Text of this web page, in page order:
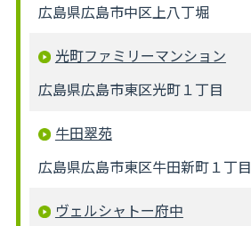
広島県広島市中区上八丁堀
光町ファミリーマンション
広島県広島市東区光町１丁目
牛田翠苑
広島県広島市東区牛田新町１丁目
ヴェルシャトー府中